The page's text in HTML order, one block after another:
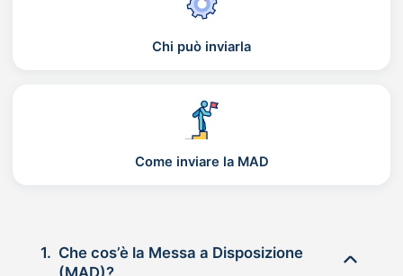
Chi può inviarla
Come inviare la MAD
1. Che cos’è la Messa a Disposizione
(MAD)?